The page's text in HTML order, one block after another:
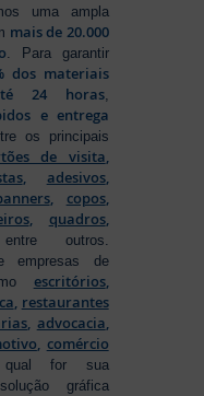
uma ampla
mais de 20.000
. Para garantir
dos materiais
24 horas,
e entrega
os principais
de visita,
, adesivos,
, copos,
, quadros,
outros.
empresas de
escritórios,
, restaurantes
, advocacia,
, comércio
for sua
gráfica